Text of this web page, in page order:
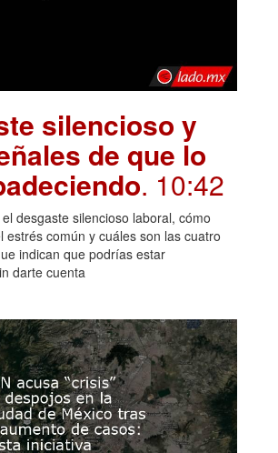
silencioso y
de que lo
. 10:42
desgaste silencioso laboral, cómo
estrés común y cuáles son las cuatro
indican que podrías estar
darte cuenta